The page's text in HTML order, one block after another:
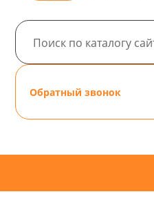
Обратный звонок